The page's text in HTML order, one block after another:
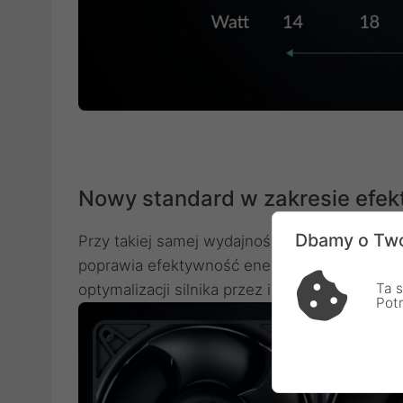
Nowy standard w zakresie
Przy takiej samej wydajności S12038
poprawia efektywność energetyczną
optymalizacji silnika przez inżynierów
Dbamy o
Ta